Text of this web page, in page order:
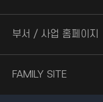
부서 / 사업 홈페이지
FAMILY SITE